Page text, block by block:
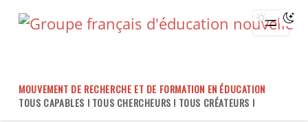
MOUVEMENT DE RECHERCHE ET DE FORMATION EN ÉDUCATION
TOUS CAPABLES ! TOUS CHERCHEURS ! TOUS CRÉATEURS !